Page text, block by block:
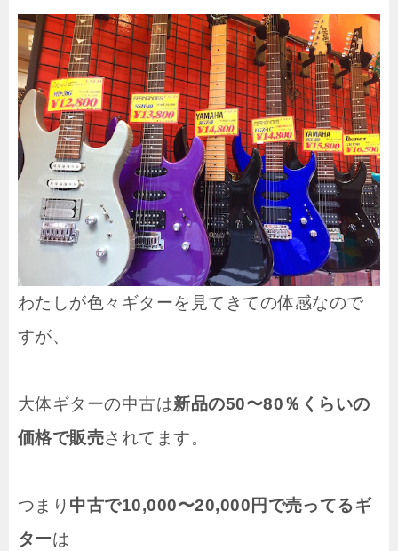
わたしが色々ギターを見てきての体感なので
すが、
大体ギターの中古は新品の50〜80％くらいの
価格で販売されてます。
つまり 中古で10,000〜20,000円で売ってるギ
ターは